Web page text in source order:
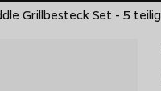
Grillbesteck Set - 5 teilig